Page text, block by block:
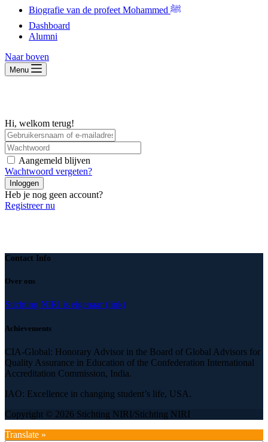
Biografie van de profeet Mohammed ﷺ
Dashboard
Alumni
Naar boven
Menu
Hi, welkom terug!
Aangemeld blijven
Wachtwoord vergeten?
Inloggen
Heb je nog geen account?
Registreer nu
Contact Info
Over ons
Stichting NIRI is eigenaar (link)
Achievements
CIA-Global: Honorary Advisor in the Board of Global Advisors for
Quality Assurance in Education of the Confederation International
Accreditation Commission, India.
IAO: Excellence in changing student’s life, USA.
Copyright © 2026 Stichting NIRI/Stichting NIRI
Translate »